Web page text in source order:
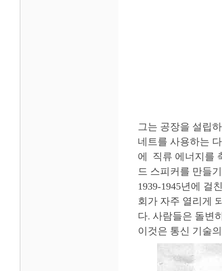
그는 공장을 설립
네트를 사용하는
에 직류 에너지를
드 스피커를 만들
1939-1945년에 걸
회가 자주 열리게
다. 사람들은 돌변
이것은 통신 기술